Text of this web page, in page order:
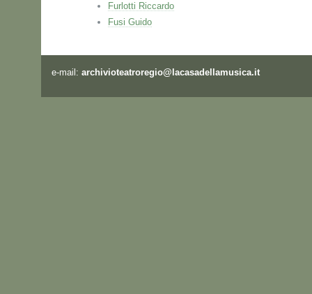
Furlotti Riccardo
Fusi Guido
e-mail: archivioteatroregio@lacasadellamusica.it